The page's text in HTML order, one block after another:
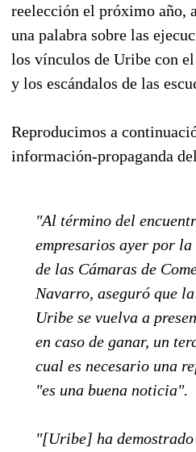
reelección el próximo año,
una palabra sobre las
los vínculos de Uribe con
y los escándalos de las
Reproducimos a
información-propaganda
"Al término del
empresarios ayer por
de las Cámaras de
Navarro, aseguró que
Uribe se vuelva a
en caso de ganar, un
cual es necesario una
"es una buena noticia".
"[Uribe] ha demostrado